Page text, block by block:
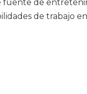
fuente de
de trabajo